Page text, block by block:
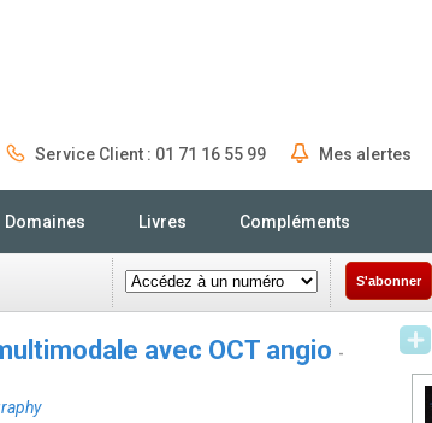
Service Client : 01 71 16 55 99 Mes alertes
Domaines Livres Compléments
S'abonner
avec OCT angio -